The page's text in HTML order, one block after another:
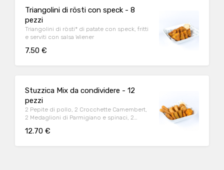
Triangolini di rösti con speck - 8
pezzi
Triangolini di rösti* di patate con speck, fritti
e serviti con salsa Wiener
7.50 €
Stuzzica Mix da condividere - 12
pezzi
2 Pepite di pollo, 2 Crocchette Camembert,
2 Medaglioni di Parmigiano e spinaci, 2
Triangolini di rösti con speck, serviti con
12.70 €